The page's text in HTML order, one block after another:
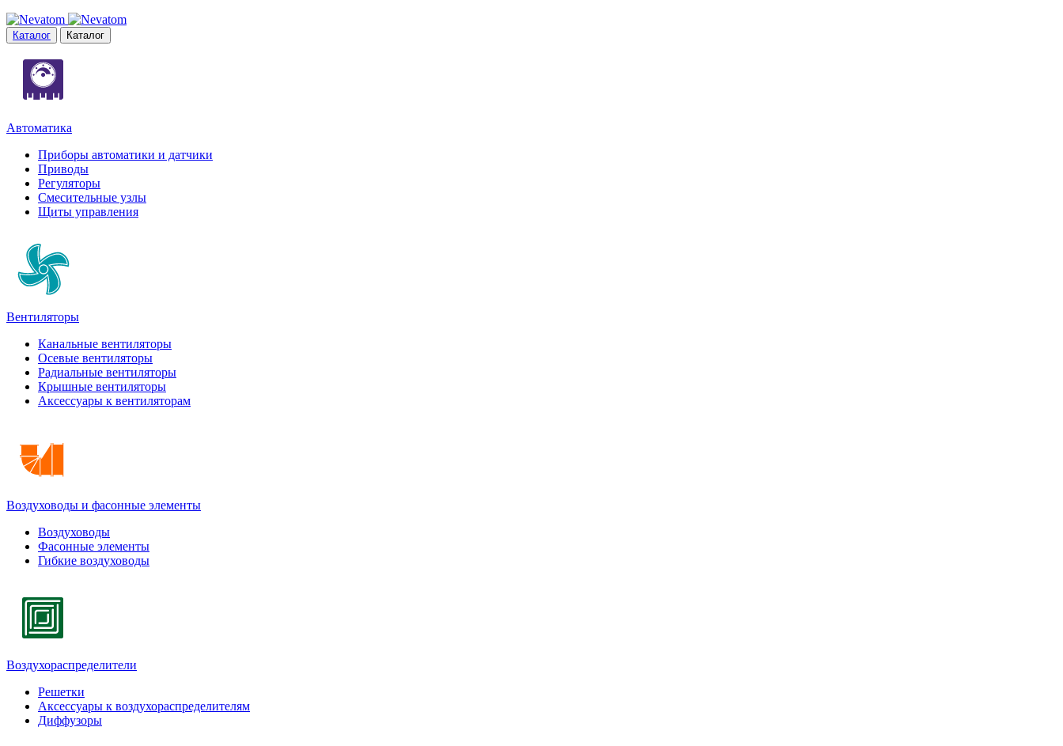
Каталог Каталог
Автоматика
Приборы автоматики и датчики
Приводы
Регуляторы
Смесительные узлы
Щиты управления
Вентиляторы
Канальные вентиляторы
Осевые вентиляторы
Радиальные вентиляторы
Крышные вентиляторы
Аксессуары к вентиляторам
Воздуховоды и фасонные элементы
Воздуховоды
Фасонные элементы
Гибкие воздуховоды
Воздухораспределители
Решетки
Аксессуары к воздухораспределителям
Диффузоры